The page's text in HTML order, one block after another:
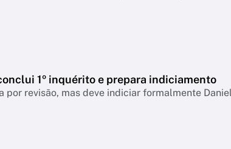
1º inquérito e prepara indiciamento
por revisão, mas deve indiciar formalmente